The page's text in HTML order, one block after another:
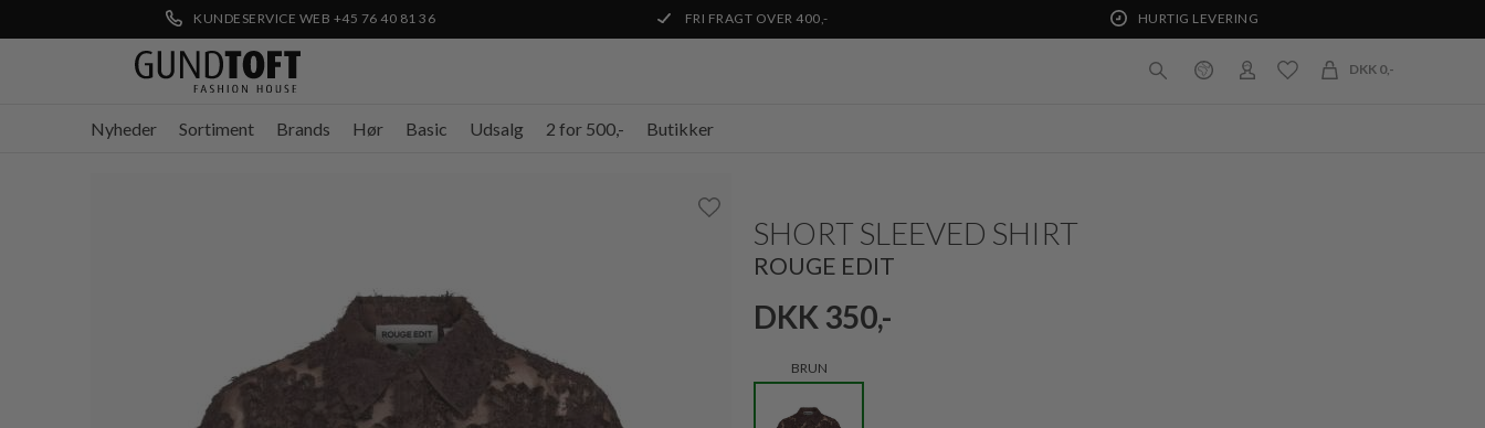
KUNDESERVICE WEB +45 76 40 81 36 FRI FRAGT OVER 400,- HURTIG LEVERING
DKK 0,-
Nyheder Sortiment Brands Hør Basic Udsalg 2 for 500,- Butikker
SHORT SLEEVED SHIRT
ROUGE EDIT
DKK 350,-
BRUN